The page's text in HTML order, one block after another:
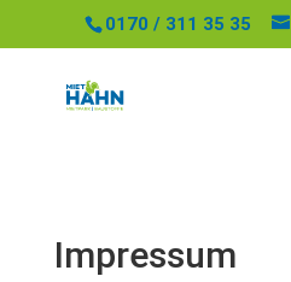
0170 / 311 35 35
Impressum